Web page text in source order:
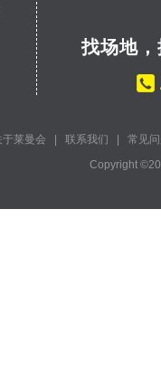
找场地
于莱曼会 联系我们
常见
Copyright